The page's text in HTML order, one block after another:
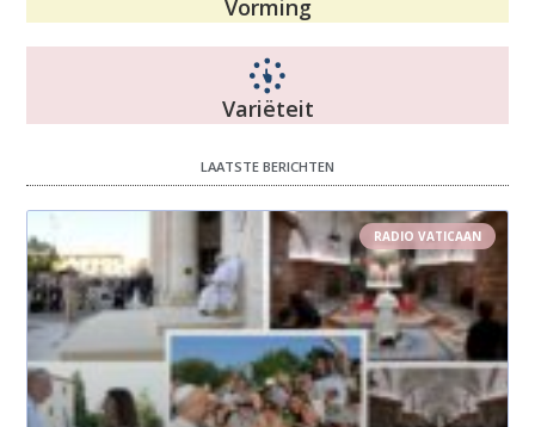
Vorming
Variëteit
LAATSTE BERICHTEN
RADIO VATICAAN